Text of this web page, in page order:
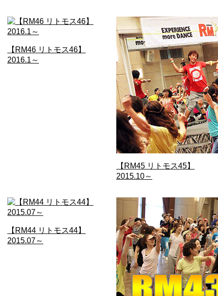
【RM46 リトモス46】
2016.1～
【RM45 リトモス45】
2015.10～
【RM44 リトモス44】
2015.07～